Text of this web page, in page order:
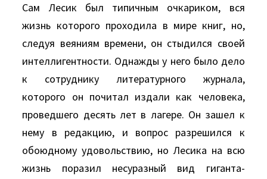
Сам Лесик был типичным очкариком, вся
жизнь которого проходила в мире книг, но,
следуя веяниям времени, он стыдился своей
интеллигентности. Однажды у него было дело
к сотруднику литературного журнала,
которого он почитал издали как человека,
проведшего десять лет в лагере. Он зашел к
нему в редакцию, и вопрос разрешился к
обоюдному удовольствию, но Лесика на всю
жизнь поразил несуразный вид гиганта-